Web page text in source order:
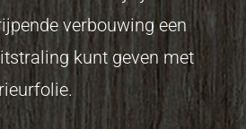
verbouwing een
kunt geven met